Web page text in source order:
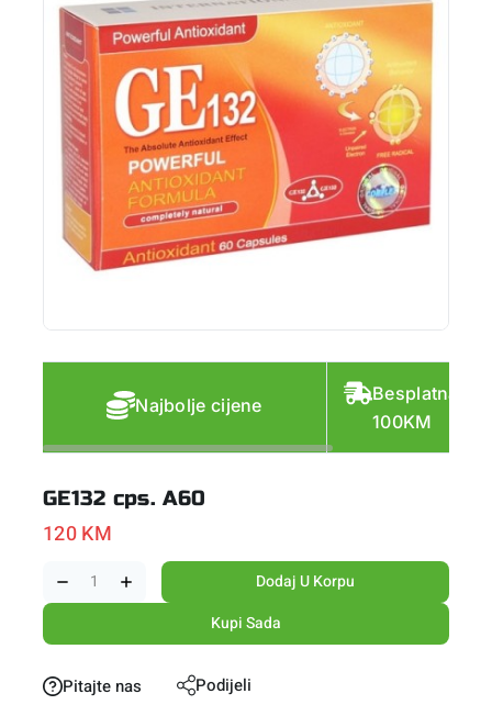
Najbolje cijene
Besplatna
100KM
GE132 cps. A60
120KM
Dodaj U Korpu
Kupi Sada
Pitajte nas Podijeli